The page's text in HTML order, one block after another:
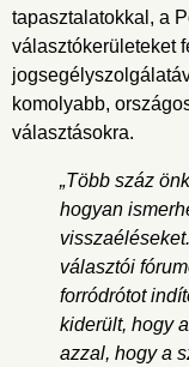
tapasztalatokkal, a
választókerületeket
komolyabb,
választásokra.
„Több száz
hogyan
választói
forródrótot
kiderült, hogy
azzal, hogy a